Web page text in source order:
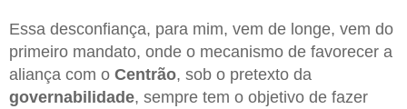
Essa desconfiança, para mim, vem de longe, vem do
primeiro mandato, onde o mecanismo de favorecer a
aliança com o Centrão, sob o pretexto da
governabilidade, sempre tem o objetivo de fazer